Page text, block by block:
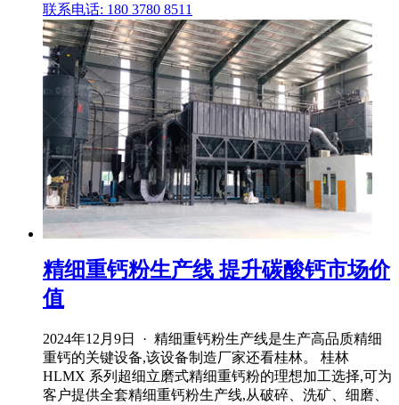
联系电话: 180 3780 8511
精细重钙粉生产线 提升碳酸钙市场价
值
2024年12月9日 · 精细重钙粉生产线是生产高品质精细
重钙的关键设备,该设备制造厂家还看桂林。 桂林
HLMX 系列超细立磨式精细重钙粉的理想加工选择,可为
客户提供全套精细重钙粉生产线,从破碎、洗矿、细磨、